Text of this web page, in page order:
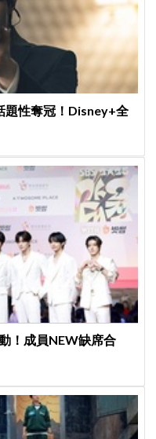
題性奪冠！Disney+全
！成員NEW缺席合